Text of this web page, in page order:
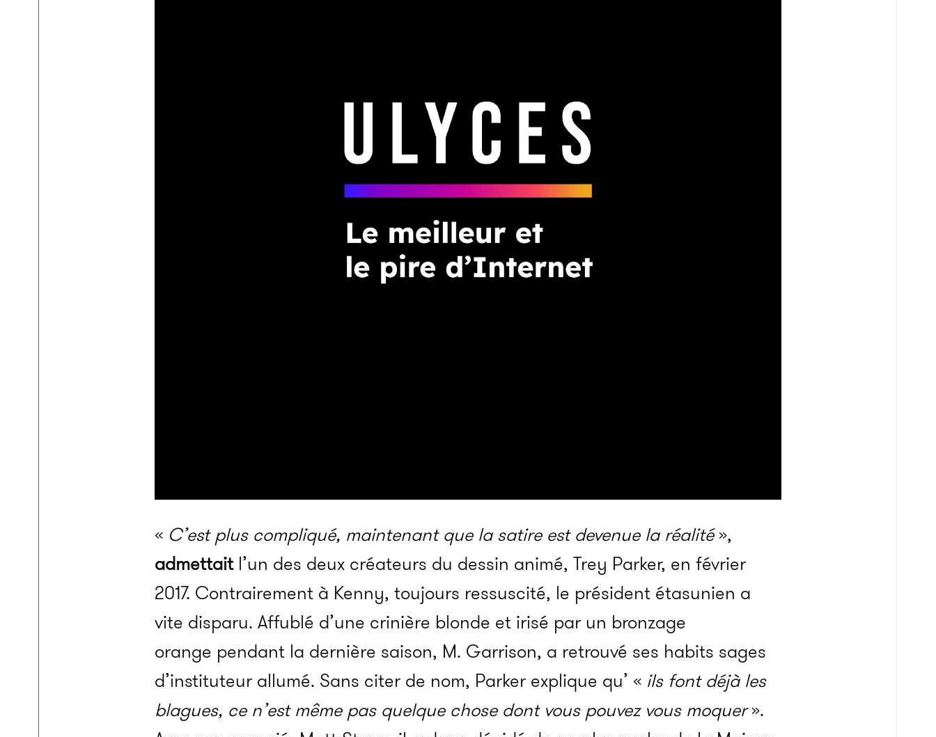
« C’est plus compliqué, main­­te­­nant que la satire est deve­­nue la réalité»,
admet­­taitl’un des deux créa­­teurs du dessin animé, Trey Parker, en février
2017. Contrai­­re­­ment à Kenny, toujours ressus­­cité, le président étasu­­nien a
vite disparu. Affu­­blé d’une crinière blonde et irisé par un bron­­zage
orange pendant la dernière saison, M. Garri­­son, a retrouvé ses habits sages
d’ins­­ti­­tu­­teur allumé. Sans citer de nom, Parker explique qu’ « ils font déjà les
blagues, ce n’est même pas quelque chose dont vous pouvez vous moquer».